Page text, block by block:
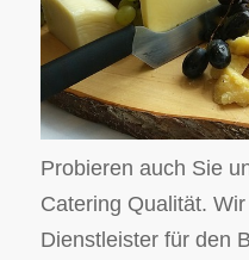
Probieren auch Sie
Catering Qualität.
Dienstleister für den